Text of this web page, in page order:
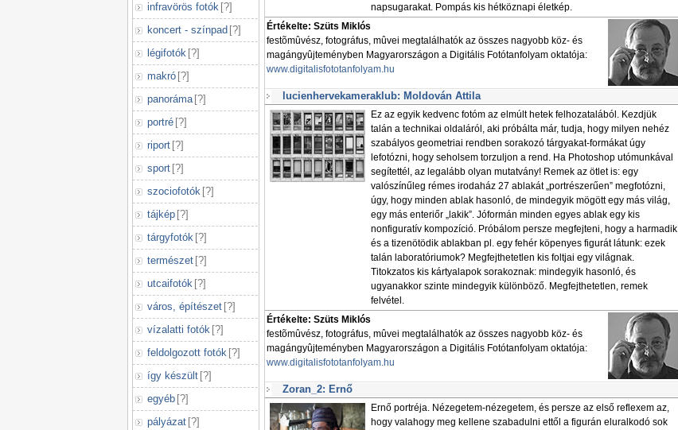
infravörös fotók [?]
koncert - színpad [?]
légifotók [?]
makró [?]
panoráma [?]
portré [?]
riport [?]
sport [?]
szociofotók [?]
tájkép [?]
tárgyfotók [?]
természet [?]
utcaifotók [?]
város, építészet [?]
vízalatti fotók [?]
feldolgozott fotók [?]
így készült [?]
egyéb [?]
pályázat [?]
napsugarakat. Pompás kis hétköznapi életkép.
Értékelte: Szüts Miklós
festõmûvész, fotográfus, mûvei megtalálhatók az összes nagyobb köz- és
magángyûjteményben Magyarországon a Digitális Fotótanfolyam oktatója:
www.digitalisfototanfolyam.hu
lucienhervekameraklub: Moldován Attila
Ez az egyik kedvenc fotóm az elmúlt hetek felhozatalából. Kezdjük
talán a technikai oldaláról, aki próbálta már, tudja, hogy milyen nehéz
szabályos geometriai rendben sorakozó tárgyakat-formákat úgy
lefotózni, hogy seholsem torzuljon a rend. Ha Photoshop utómunkával
segítettél, az legalább olyan mutatvány! Remek az ötlet is: egy
valószínűleg rémes irodaház 27 ablakát „portrészerűen” megfotózni,
úgy, hogy minden ablak hasonló, de mindegyik mögött egy más világ,
egy más enteriőr „lakik”. Jóformán minden egyes ablak egy kis
nonfiguratív kompozíció. Próbálom persze megfejteni, hogy a harmadik
és a tizenötödik ablakban pl. egy fehér köpenyes figurát látunk: ezek
talán laboratóriumok? Megfejthetetlen kis foltjai egy világnak.
Titokzatos kis kártyalapok sorakoznak: mindegyik hasonló, és
ugyanakkor szinte mindegyik különböző. Megfejthetetlen, remek
felvétel.
Értékelte: Szüts Miklós
festõmûvész, fotográfus, mûvei megtalálhatók az összes nagyobb köz- és
magángyûjteményben Magyarországon a Digitális Fotótanfolyam oktatója:
www.digitalisfototanfolyam.hu
Zoran_2: Ernő
Ernő portréja. Nézegetem-nézegetem, és persze az első reflexem az,
hogy valahogy meg kellene szabadulni ettől a figurán eluralkodó sok